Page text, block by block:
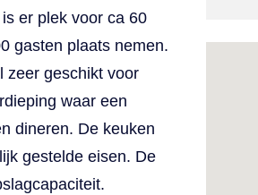
er plek voor ca 60
gasten plaats nemen.
zeer geschikt voor
waar een
dineren. De keuken
gestelde eisen. De